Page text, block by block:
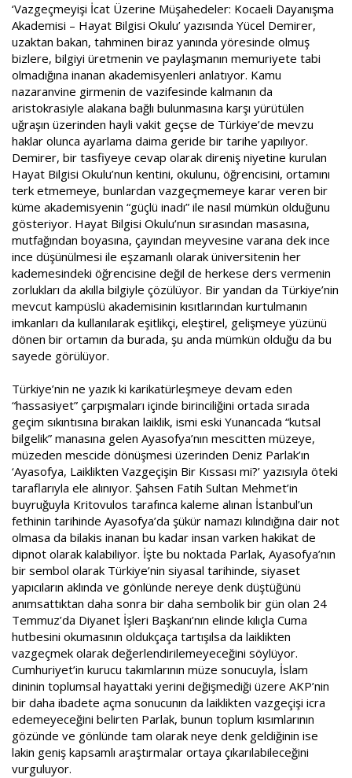
‘Vazgeçmeyişi İcat Üzerine Müşahedeler: Kocaeli Dayanışma
Akademisi – Hayat Bilgisi Okulu’ yazısında Yücel Demirer,
uzaktan bakan, tahminen biraz yanında yöresinde olmuş
bizlere, bilgiyi üretmenin ve paylaşmanın memuriyete tabi
olmadığına inanan akademisyenleri anlatıyor. Kamu
nazaranvine girmenin de vazifesinde kalmanın da
aristokrasiyle alakana bağlı bulunmasına karşı yürütülen
uğraşın üzerinden hayli vakit geçse de Türkiye’de mevzu
haklar olunca ayarlama daima geride bir tarihe yapılıyor.
Demirer, bir tasfiyeye cevap olarak direniş niyetine kurulan
Hayat Bilgisi Okulu’nun kentini, okulunu, öğrencisini, ortamını
terk etmemeye, bunlardan vazgeçmemeye karar veren bir
küme akademisyenin “güçlü inadı” ile nasıl mümkün olduğunu
gösteriyor. Hayat Bilgisi Okulu’nun sırasından masasına,
mutfağından boyasına, çayından meyvesine varana dek ince
ince düşünülmesi ile eşzamanlı olarak üniversitenin her
kademesindeki öğrencisine değil de herkese ders vermenin
zorlukları da akılla bilgiyle çözülüyor. Bir yandan da Türkiye’nin
mevcut kampüslü akademisinin kısıtlarından kurtulmanın
imkanları da kullanılarak eşitlikçi, eleştirel, gelişmeye yüzünü
dönen bir ortamın da burada, şu anda mümkün olduğu da bu
sayede görülüyor.
Türkiye’nin ne yazık ki karikatürleşmeye devam eden
“hassasiyet” çarpışmaları içinde birinciliğini ortada sırada
geçim sıkıntısına bırakan laiklik, ismi eski Yunancada “kutsal
bilgelik” manasına gelen Ayasofya’nın mescitten müzeye,
müzeden mescide dönüşmesi üzerinden Deniz Parlak’ın
‘Ayasofya, Laiklikten Vazgeçişin Bir Kıssası mi?’ yazısıyla öteki
taraflarıyla ele alınıyor. Şahsen Fatih Sultan Mehmet’in
buyruğuyla Kritovulos tarafınca kaleme alınan İstanbul’un
fethinin tarihinde Ayasofya’da şükür namazı kılındığına dair not
olmasa da bilakis inanan bu kadar insan varken hakikat de
dipnot olarak kalabiliyor. İşte bu noktada Parlak, Ayasofya’nın
bir sembol olarak Türkiye’nin siyasal tarihinde, siyaset
yapıcıların aklında ve gönlünde nereye denk düştüğünü
anımsattıktan daha sonra bir daha sembolik bir gün olan 24
Temmuz’da Diyanet İşleri Başkanı’nın elinde kılıçla Cuma
hutbesini okumasının oldukçaça tartışılsa da laiklikten
vazgeçmek olarak değerlendirilemeyeceğini söylüyor.
Cumhuriyet’in kurucu takımlarının müze sonucuyla, İslam
dininin toplumsal hayattaki yerini değişmediği üzere AKP’nin
bir daha ibadete açma sonucunın da laiklikten vazgeçişi icra
edemeyeceğini belirten Parlak, bunun toplum kısımlarının
gözünde ve gönlünde tam olarak neye denk geldiğinin ise
lakin geniş kapsamlı araştırmalar ortaya çıkarılabileceğini
vurguluyor.